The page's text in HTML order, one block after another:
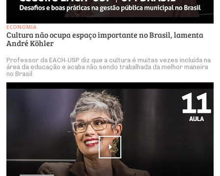
ECONOMIA
Cultura não ocupa espaço importante no Brasil, lamenta
André Köhler
Professor da EACH-USP diz que a cultura é muitas vezes incluída na
área da educação e acaba não sendo trabalhada da melhor maneira
no Brasil